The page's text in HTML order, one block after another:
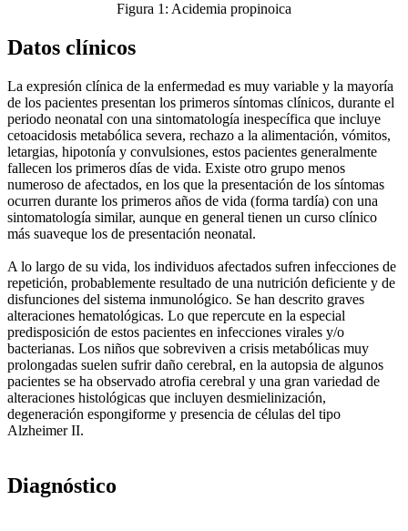
Figura 1: Acidemia propinoica
Datos clínicos
La expresión clínica de la enfermedad es muy variable y la mayoría
de los pacientes presentan los primeros síntomas clínicos, durante el
periodo neonatal con una sintomatología inespecífica que incluye
cetoacidosis metabólica severa, rechazo a la alimentación, vómitos,
letargias, hipotonía y convulsiones, estos pacientes generalmente
fallecen los primeros días de vida. Existe otro grupo menos
numeroso de afectados, en los que la presentación de los síntomas
ocurren durante los primeros años de vida (forma tardía) con una
sintomatología similar, aunque en general tienen un curso clínico
más suaveque los de presentación neonatal.
A lo largo de su vida, los individuos afectados sufren infecciones de
repetición, probablemente resultado de una nutrición deficiente y de
disfunciones del sistema inmunológico. Se han descrito graves
alteraciones hematológicas. Lo que repercute en la especial
predisposición de estos pacientes en infecciones virales y/o
bacterianas. Los niños que sobreviven a crisis metabólicas muy
prolongadas suelen sufrir daño cerebral, en la autopsia de algunos
pacientes se ha observado atrofia cerebral y una gran variedad de
alteraciones histológicas que incluyen desmielinización,
degeneración espongiforme y presencia de células del tipo
Alzheimer II.
Diagnóstico